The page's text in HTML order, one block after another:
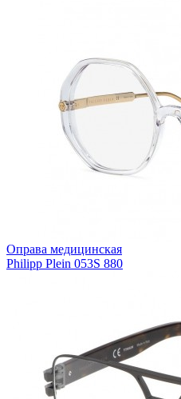
Оправа медицинская
Philipp Plein 053S 880